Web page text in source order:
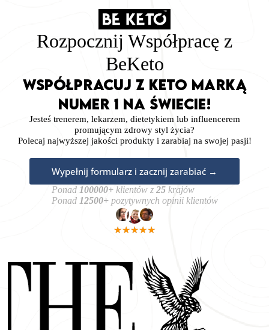
Rozpocznij Współpracę z
BeKeto
Współpracuj z KETO MARKĄ
NUMER 1 NA ŚWIECIE!
Jesteś trenerem, lekarzem, dietetykiem lub influencerem
promującym zdrowy styl życia?
Polecaj najwyższej jakości produkty i zarabiaj na swojej pasji!
Wypełnij formularz i zacznij zarabiać →
Ponad 100000+klientów z 25krajów
Ponad 12500+ pozytywnych opinii klientów